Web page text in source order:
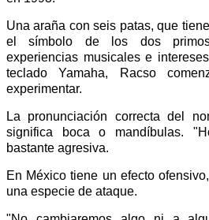
Una araña con seis patas, que
el símbolo de los dos
experiencias musicales e
teclado Yamaha, Racso
experimentar.
La pronunciación correcta del
significa boca o mandíbulas.
bastante agresiva.
En México tiene un efecto
una especie de ataque.